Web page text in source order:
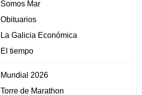
Somos Mar
Obituarios
La Galicia Económica
El tiempo
Mundial 2026
Torre de Marathon